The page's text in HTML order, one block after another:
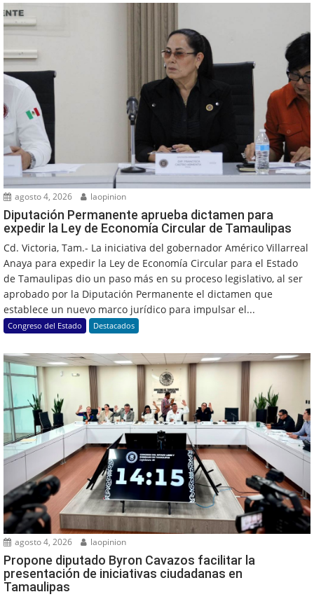
agosto 4, 2026 laopinion
Diputación Permanente aprueba dictamen para
expedir la Ley de Economía Circular de Tamaulipas
Cd. Victoria, Tam.- La iniciativa del gobernador Américo Villarreal
Anaya para expedir la Ley de Economía Circular para el Estado
de Tamaulipas dio un paso más en su proceso legislativo, al ser
aprobado por la Diputación Permanente el dictamen que
establece un nuevo marco jurídico para impulsar el...
Congreso del Estado Destacados
agosto 4, 2026 laopinion
Propone diputado Byron Cavazos facilitar la
presentación de iniciativas ciudadanas en
Tamaulipas